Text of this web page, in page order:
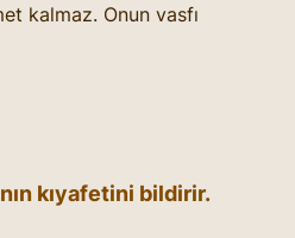
kalmaz. Onun vasfı
kıyafetini bildirir.